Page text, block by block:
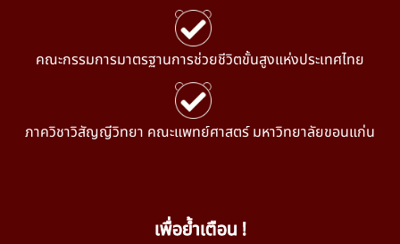
คณะกรรมการมาตรฐานการช่วยชีวิตขั้นสูงแห่งประเทศไทย
ภาควิชาวิสัญญีวิทยา คณะแพทย์ศาสตร์ มหาวิทยาลัยขอนแก่น
เพื่อย้ำเตือน !